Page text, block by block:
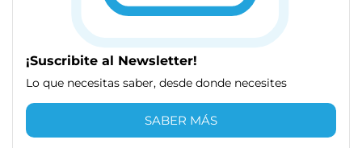
¡Suscribite al Newsletter!
Lo que necesitas saber, desde donde necesites
SABER MÁS